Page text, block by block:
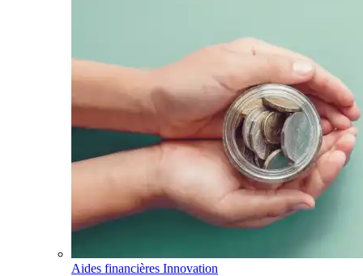
Aides financières Innovation